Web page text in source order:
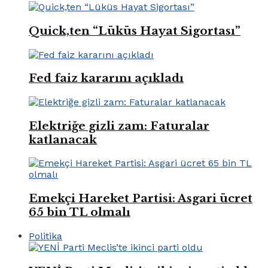
Quick,ten “Lüküs Hayat Sigortası”
Fed faiz kararını açıkladı
Elektriğe gizli zam: Faturalar
katlanacak
Emekçi Hareket Partisi: Asgari ücret
65 bin TL olmalı
Politika